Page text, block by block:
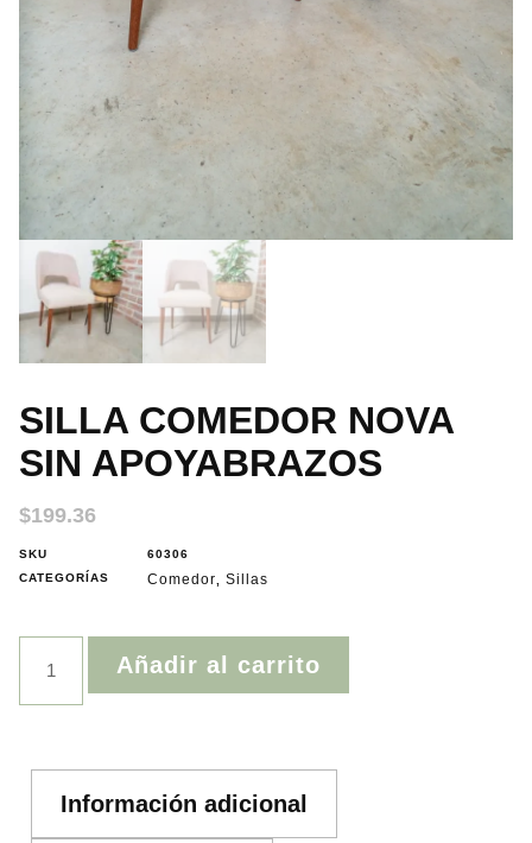
SILLA COMEDOR NOVA
SIN APOYABRAZOS
$199.36
SKU
60306
CATEGORÍAS
Comedor, Sillas
Añadir al carrito
Información adicional